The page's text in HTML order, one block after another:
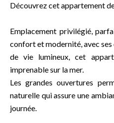
Découvrez cet appartement
Emplacement privilégié,
confort et modernité, avec
de vie lumineux, cet
imprenable sur la mer.
Les grandes ouvertures
naturelle qui assure une
journée.